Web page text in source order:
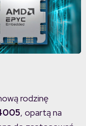
rodzinę
, opartą na